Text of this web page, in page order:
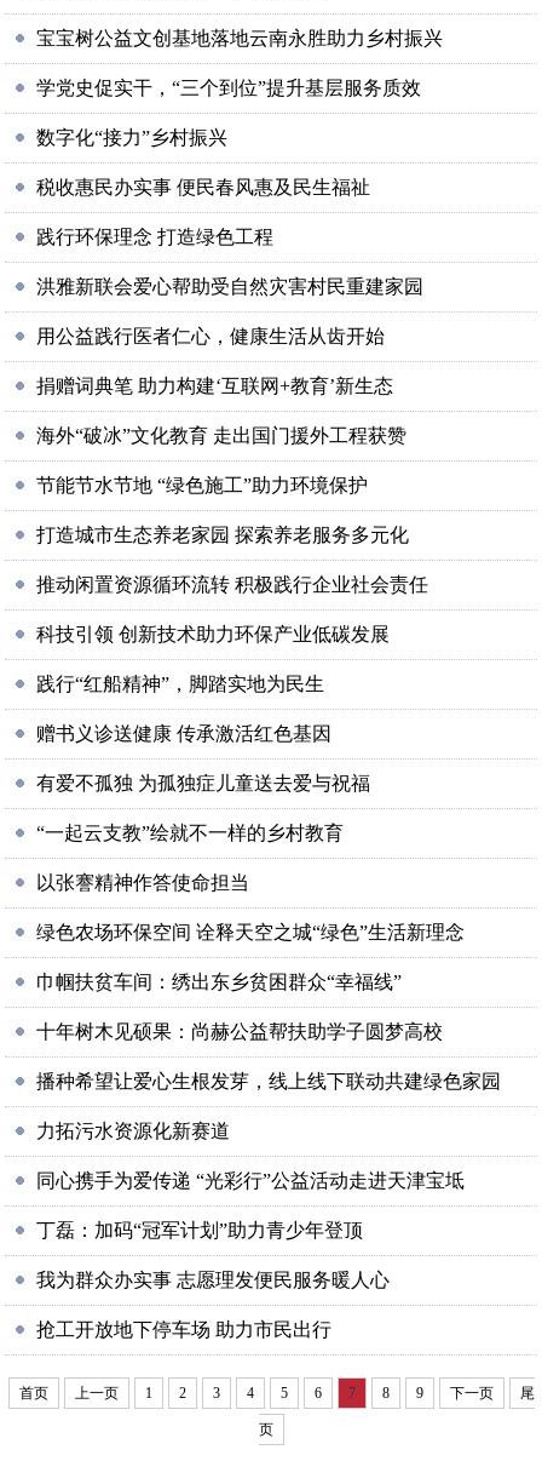
宝宝树公益文创基地落地云南永胜助力乡村振兴
学党史促实干，“三个到位”提升基层服务质效
数字化“接力”乡村振兴
税收惠民办实事 便民春风惠及民生福祉
践行环保理念 打造绿色工程
洪雅新联会爱心帮助受自然灾害村民重建家园
用公益践行医者仁心，健康生活从齿开始
捐赠词典笔 助力构建‘互联网+教育’新生态
海外“破冰”文化教育 走出国门援外工程获赞
节能节水节地 “绿色施工”助力环境保护
打造城市生态养老家园 探索养老服务多元化
推动闲置资源循环流转 积极践行企业社会责任
科技引领 创新技术助力环保产业低碳发展
践行“红船精神”，脚踏实地为民生
赠书义诊送健康 传承激活红色基因
有爱不孤独 为孤独症儿童送去爱与祝福
“一起云支教”绘就不一样的乡村教育
以张謇精神作答使命担当
绿色农场环保空间 诠释天空之城“绿色”生活新理念
巾帼扶贫车间：绣出东乡贫困群众“幸福线”
十年树木见硕果：尚赫公益帮扶助学子圆梦高校
播种希望让爱心生根发芽，线上线下联动共建绿色家园
力拓污水资源化新赛道
同心携手为爱传递 “光彩行”公益活动走进天津宝坻
丁磊：加码“冠军计划”助力青少年登顶
我为群众办实事 志愿理发便民服务暖人心
抢工开放地下停车场 助力市民出行
首页 上一页 1 2 3 4 5 6 7 8 9 下一页 尾
页